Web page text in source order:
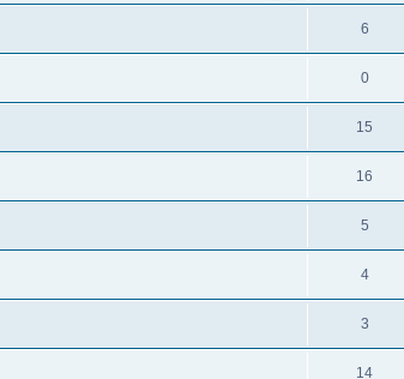
6
0
15
16
5
4
3
14